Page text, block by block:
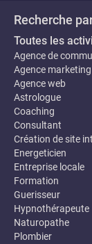
Recherche
Toutes les
Agence de
Agence marketing
Agence web
Astrologue
Coaching
Consultant
Création de site
Energeticien
Entreprise locale
Formation
Guerisseur
Hypnothérapeute
Naturopathe
Plombier